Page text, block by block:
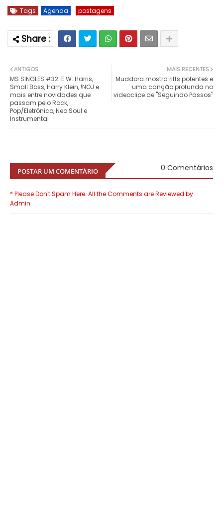
Tags Agenda postagens
MAIS RECENTES
Muddora mostra riffs potentes e
uma canção profunda no
videoclipe de "Seguindo Passos"
ANTIGOS
MS SINGLES #32: E.W. Harris,
Small Boss, Harry Klein, !NOJ e
mais entre novidades que
passam pelo Rock,
Pop/Eletrônico, Neo Soul e
Instrumental
POSTAR UM COMENTÁRIO 0 Comentários
* Please Don't Spam Here. All the Comments are Reviewed by
Admin.